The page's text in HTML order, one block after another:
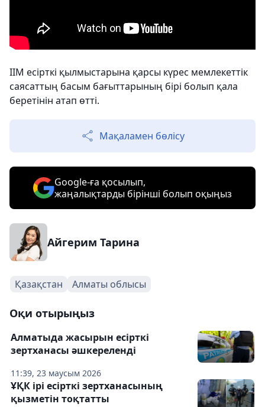
ІІМ есірткі қылмыстарына қарсы күрес мемлекеттік
саясаттың басым бағыттарының бірі болып қала
беретінін атап өтті.
Мақаламен бөлісу
Google-ға қосылып,
жаңалықтарды бірінші болып оқыңыз
Айгерим Тарина
Қазақстан Алматы облысы
Оқи отырыңыз
11:39, 23 маусым 2026
Алматыда жасырын есірткі
зертханасы әшкереленді
ҰҚК ірі есірткі зертханасының
қызметін тоқтатты